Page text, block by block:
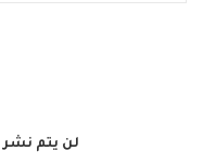
لن يتم نشر